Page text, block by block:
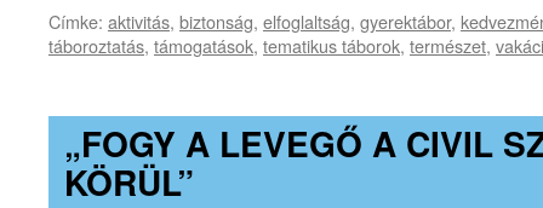
Címke: aktivitás, biztonság, elfoglaltság, gyerektábor,
táboroztatás, támogatások, tematikus táborok, természet,
„FOGY A LEVEGŐ A CIVIL
KÖRÜL”